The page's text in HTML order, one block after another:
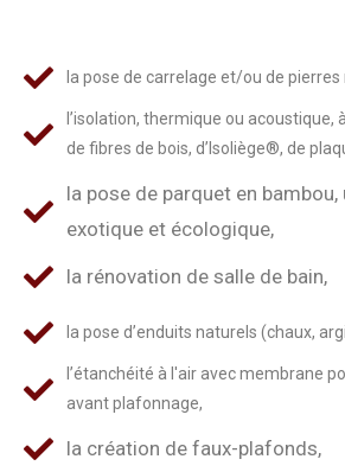
la pose de carrelage et/ou de pierres
l’isolation, thermique ou acoustique,
de fibres de bois, d’Isoliège®, de
la pose de parquet en
exotique et écologique,
la rénovation de salle de bain,
la pose d’enduits naturels (chaux,
l’étanchéité à l'air avec membrane
avant plafonnage,
la création de faux-plafonds,